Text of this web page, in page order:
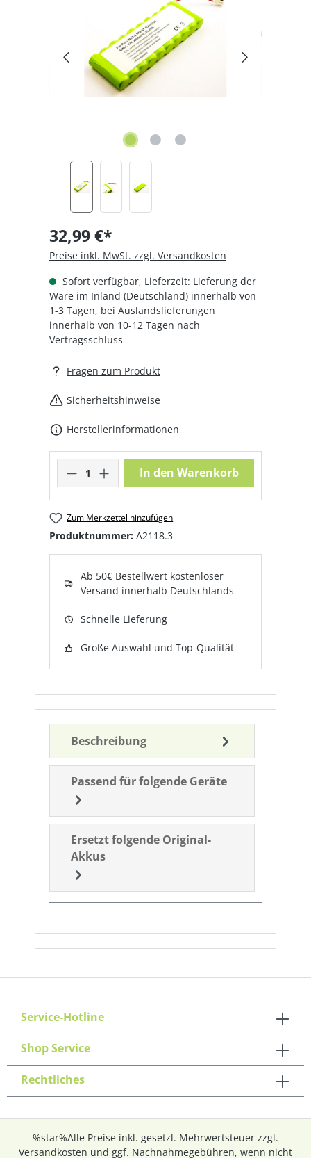
32,99 €*
Preise inkl. MwSt. zzgl. Versandkosten
Sofort verfügbar, Lieferzeit: Lieferung der
Ware im Inland (Deutschland) innerhalb von
1-3 Tagen, bei Auslandslieferungen
innerhalb von 10-12 Tagen nach
Vertragsschluss
Fragen zum Produkt
Sicherheitshinweise
Herstellerinformationen
Produkt Anzahl: Gib den
In den Warenkorb
Zum Merkzettel hinzufügen
Produktnummer: A2118.3
Ab 50€ Bestellwert kostenloser
Versand innerhalb Deutschlands
Schnelle Lieferung
Große Auswahl und Top-Qualität
Beschreibung
Passend für folgende Geräte
Ersetzt folgende Original-
Akkus
Service-Hotline
Shop Service
Rechtliches
%star%Alle Preise inkl. gesetzl. Mehrwertsteuer zzgl.
Versandkosten und ggf. Nachnahmegebühren, wenn nicht